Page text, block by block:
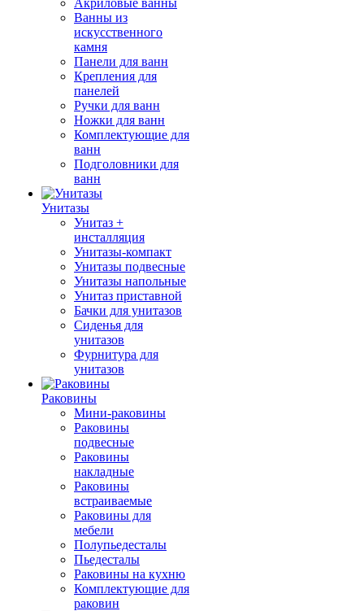
Акриловые ванны
Ванны из
искусственного
камня
Панели для ванн
Крепления для
панелей
Ручки для ванн
Ножки для ванн
Комплектующие для
ванн
Подголовники для
ванн
Унитазы
Унитаз +
инсталляция
Унитазы-компакт
Унитазы подвесные
Унитазы напольные
Унитаз приставной
Бачки для унитазов
Сиденья для
унитазов
Фурнитура для
унитазов
Раковины
Мини-раковины
Раковины
подвесные
Раковины
накладные
Раковины
встраиваемые
Раковины для
мебели
Полупьедесталы
Пьедесталы
Раковины на кухню
Комплектующие для
раковин